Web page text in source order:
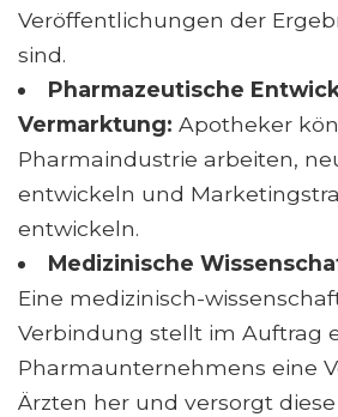
Veröffentlichungen der
sind.
Pharmazeutische
Vermarktung: Apotheker
Pharmaindustrie arbeiten,
entwickeln und
entwickeln.
Medizinische
Eine medizinisch-
Verbindung stellt im Auftrag
Pharmaunternehmens eine
Ärzten her und versorgt